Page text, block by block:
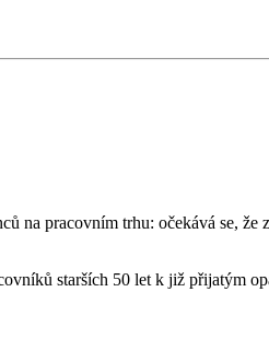
na pracovním trhu: očekává se, že
starších 50 let k již přijatým